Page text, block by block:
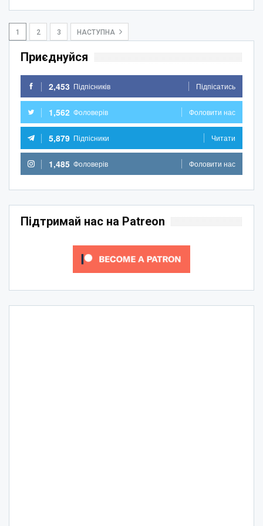
1 2 3 НАСТУПНА
Приєднуйся
2,453 Підпісників Підпісатись
1,562 Фоловерів Фоловити нас
5,879 Підпісники Читати
1,485 Фоловерів Фоловити нас
Підтримай нас на Patreon